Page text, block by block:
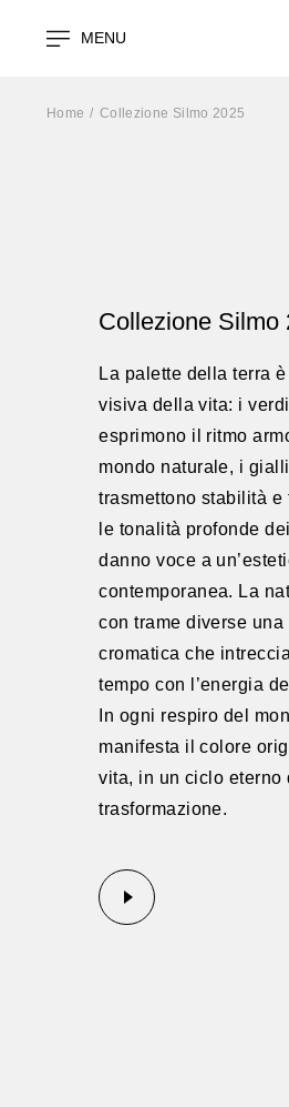
MENU
Home Collezione Silmo 2025
Collezione Silmo
La palette della terra è
visiva della vita: i
esprimono il ritmo
mondo naturale, i
trasmettono stabilità e
le tonalità profonde
danno voce a
contemporanea. La
con trame diverse una
cromatica che
tempo con l’energia
In ogni respiro del
manifesta il colore
vita, in un ciclo eterno
trasformazione.